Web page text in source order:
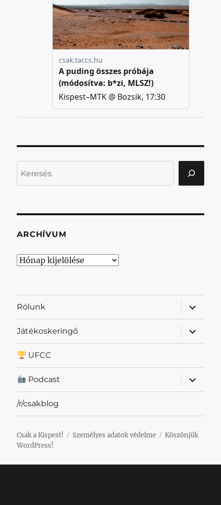
ARCHÍVUM
Archívum
Rólunk
almenü
Játékoskeringő
almenü
UFCC
Podcast
almenü
/r/csakblog
Csak a Kispest! Személyes adatok védelme
Köszönjük
WordPress!